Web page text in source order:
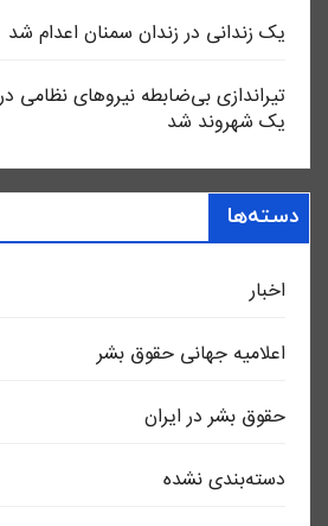
یک زندانی در زندان سمنان اعدام شد
تیراندازی بی‌ضابطه نیروهای نظامی
یک شهروند شد
دسته‌ها
اخبار
اعلاميه جهانی حقوق بشر
حقوق بشر در ایران
دسته‌بندی نشده